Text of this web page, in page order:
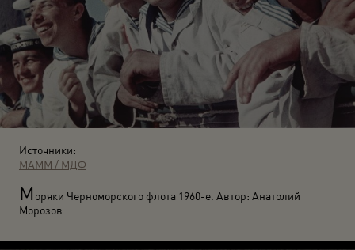
Источники:
МАММ / МДФ
М оряки Черноморского флота 1960-е. Автор: Анатолий
Морозов.